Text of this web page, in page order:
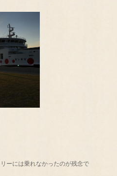
ーには乗れなかったのが残念で